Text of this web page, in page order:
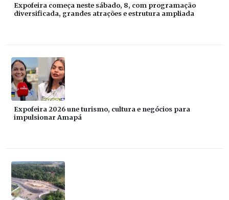
Expofeira começa neste sábado, 8, com programação
diversificada, grandes atrações e estrutura ampliada
Expofeira 2026 une turismo, cultura e negócios para
impulsionar Amapá